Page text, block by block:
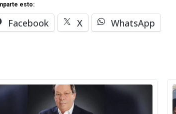
esto:
Facebook X WhatsApp